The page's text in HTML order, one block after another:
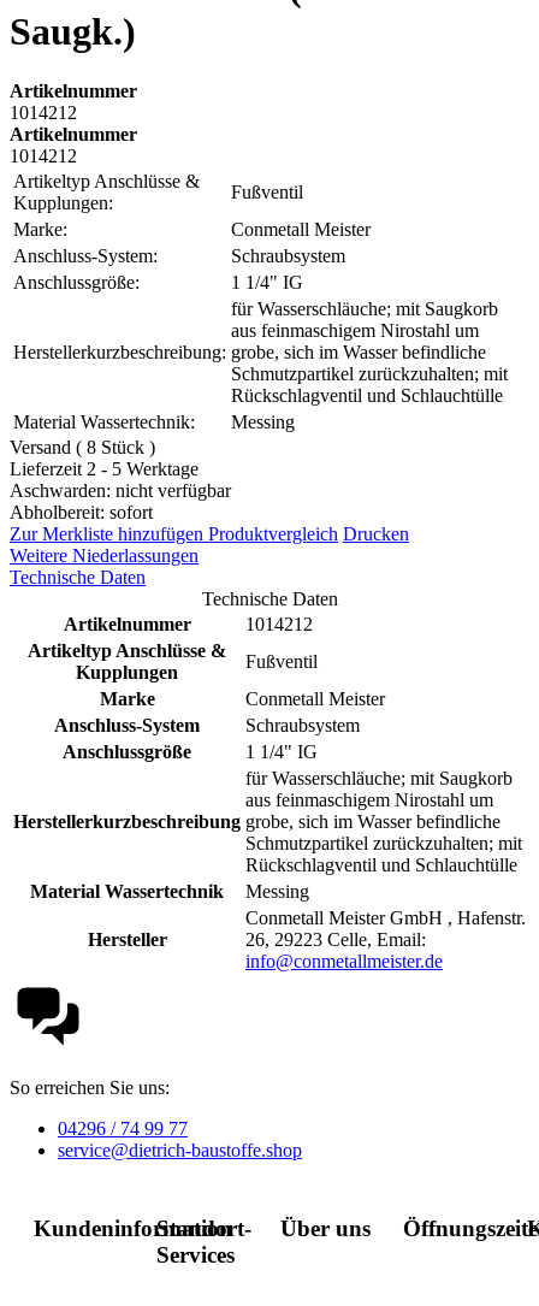
Saugk.)
Artikelnummer
1014212
Artikelnummer
1014212
Artikeltyp Anschlüsse &
Kupplungen:
Fußventil
Marke:
Conmetall Meister
Anschluss-System:
Schraubsystem
Anschlussgröße:
1 1/4" IG
Herstellerkurzbeschreibung:
für Wasserschläuche; mit Saugkorb
aus feinmaschigem Nirostahl um
grobe, sich im Wasser befindliche
Schmutzpartikel zurückzuhalten; mit
Rückschlagventil und Schlauchtülle
Material Wassertechnik:
Messing
Versand ( 8 Stück )
Lieferzeit 2 - 5 Werktage
Aschwarden: nicht verfügbar
Abholbereit: sofort
Zur Merkliste hinzufügen Produktvergleich Drucken
Weitere Niederlassungen
Technische Daten
Technische Daten
Artikelnummer
1014212
Artikeltyp Anschlüsse &
Kupplungen
Fußventil
Marke
Conmetall Meister
Anschluss-System
Schraubsystem
Anschlussgröße
1 1/4" IG
Herstellerkurzbeschreibung
für Wasserschläuche; mit Saugkorb
aus feinmaschigem Nirostahl um
grobe, sich im Wasser befindliche
Schmutzpartikel zurückzuhalten; mit
Rückschlagventil und Schlauchtülle
Material Wassertechnik
Messing
Hersteller
Conmetall Meister GmbH , Hafenstr.
26, 29223 Celle, Email:
info@conmetallmeister.de
So erreichen Sie uns:
04296 / 74 99 77
service@dietrich-baustoffe.shop
Kundeninformation
Standort-
Services
Über uns